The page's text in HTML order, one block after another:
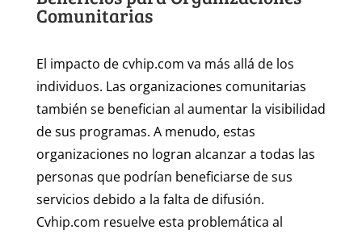
Comunitarias
El impacto de cvhip.com va más allá de los
individuos. Las organizaciones comunitarias
también se benefician al aumentar la visibilidad
de sus programas. A menudo, estas
organizaciones no logran alcanzar a todas las
personas que podrían beneficiarse de sus
servicios debido a la falta de difusión.
Cvhip.com resuelve esta problemática al